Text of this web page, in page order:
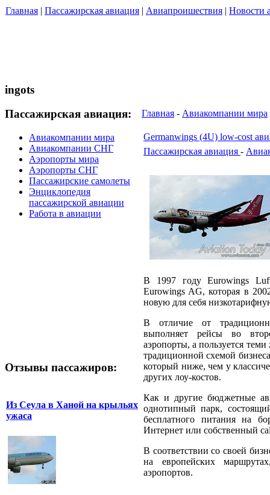
Главная | Пассажирская авиация | Авиапроишествия | Новости
ingots
Пассажирская авиация:
Авиакомпании мира
Авиакомпании СНГ
Аэропорты мира
Аэропорты СНГ
Пассажирские самолеты
Энциклопедия
пассажирской авиации
Работа в авиации
Отзывы пассажиров:
Из Сеула в Ханой на крыльях
ужаса
Главная - Авиакомпании мира
Germanwings (4U) low-cost
Пассажирская авиация -
В 1997 году Eurowings
Eurowings AG, которая в
новую для себя
В отличие от
выполняет рейсы во
аэропорты, а пользуется
традиционной схемой
который ниже, чем у
других лоу-костов.
Как и другие бюджетные
однотипный парк,
бесплатного питания на
Интернет или собственный
В соответствии со своей
на европейских
аэропортов.